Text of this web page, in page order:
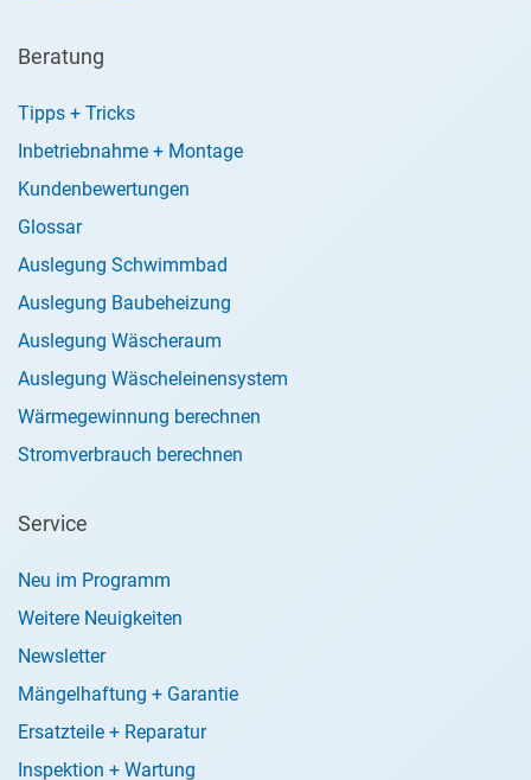
Beratung
Tipps + Tricks
Inbetriebnahme + Montage
Kundenbewertungen
Glossar
Auslegung Schwimmbad
Auslegung Baubeheizung
Auslegung Wäscheraum
Auslegung Wäscheleinensystem
Wärmegewinnung berechnen
Stromverbrauch berechnen
Service
Neu im Programm
Weitere Neuigkeiten
Newsletter
Mängelhaftung + Garantie
Ersatzteile + Reparatur
Inspektion + Wartung